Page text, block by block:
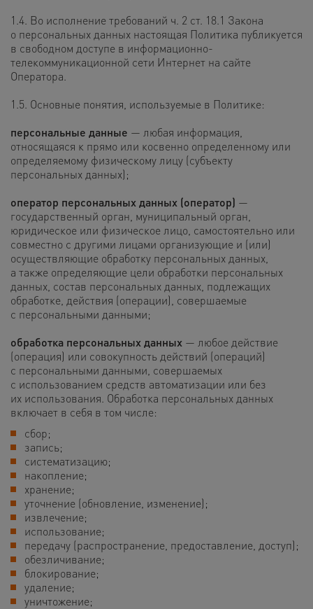
1.4. Во исполнение требований ч. 2 ст. 18.1 Закона
о персональных данных настоящая Политика публикуется
в свободном доступе в информационно-
телекоммуникационной сети Интернет на сайте
Оператора.
1.5. Основные понятия, используемые в Политике:
персональные данные — любая информация,
относящаяся к прямо или косвенно определенному или
определяемому физическому лицу (субъекту
персональных данных);
оператор персональных данных (оператор) —
государственный орган, муниципальный орган,
юридическое или физическое лицо, самостоятельно или
совместно с другими лицами организующие и (или)
осуществляющие обработку персональных данных,
а также определяющие цели обработки персональных
данных, состав персональных данных, подлежащих
обработке, действия (операции), совершаемые
с персональными данными;
обработка персональных данных — любое действие
(операция) или совокупность действий (операций)
с персональными данными, совершаемых
с использованием средств автоматизации или без
их использования. Обработка персональных данных
включает в себя в том числе:
сбор;
запись;
систематизацию;
накопление;
хранение;
уточнение (обновление, изменение);
извлечение;
использование;
передачу (распространение, предоставление, доступ);
обезличивание;
блокирование;
удаление;
уничтожение;